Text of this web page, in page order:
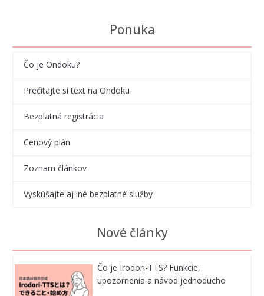
Ponuka
Čo je Ondoku?
Prečítajte si text na Ondoku
Bezplatná registrácia
Cenový plán
Zoznam článkov
Vyskúšajte aj iné bezplatné služby
Nové články
Čo je Irodori-TTS? Funkcie,
upozornenia a návod jednoducho